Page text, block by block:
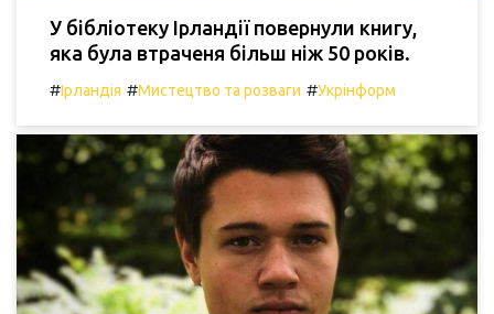
У бібліотеку Ірландії повернули книгу,
яка була втраченя більш ніж 50 років.
#Ірландія #Мистецтво та розваги #Укрінформ